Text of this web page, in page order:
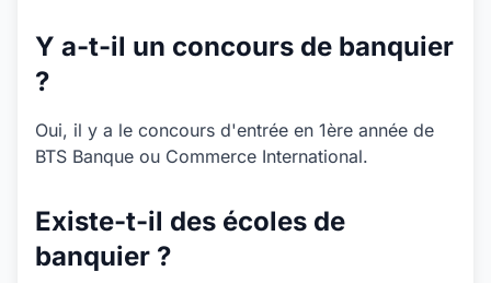
Y a-t-il un concours de banquier
?
Oui, il y a le concours d'entrée en 1ère année de
BTS Banque ou Commerce International.
Existe-t-il des écoles de
banquier ?